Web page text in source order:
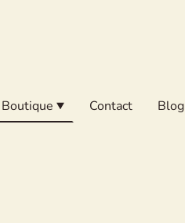
Boutique Contact Blog